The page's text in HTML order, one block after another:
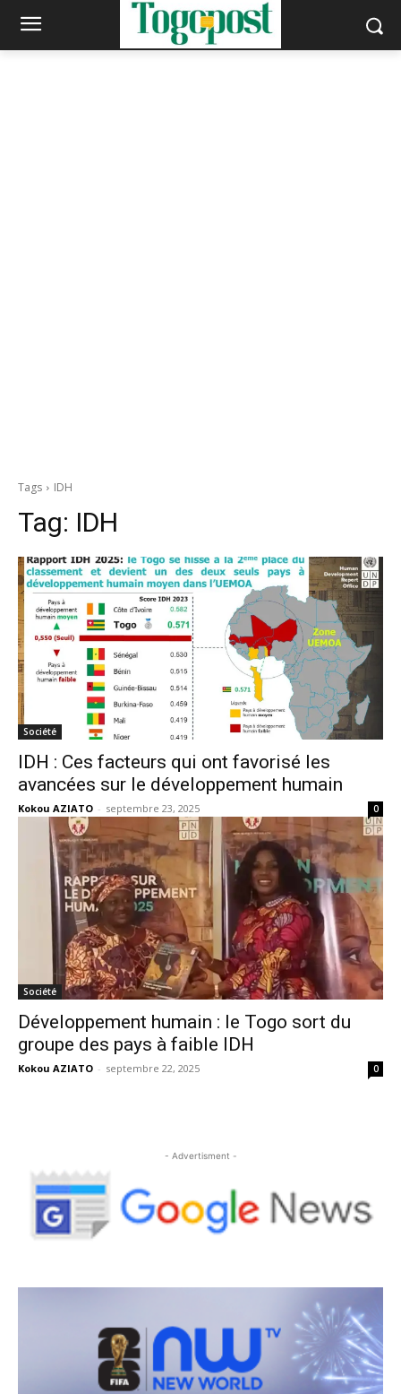
Tags IDH
Tag: IDH
Société
IDH : Ces facteurs qui ont favorisé les
avancées sur le développement humain
Kokou AZIATO - septembre 23, 2025 0
Société
Développement humain : le Togo sort du
groupe des pays à faible IDH
Kokou AZIATO - septembre 22, 2025 0
- Advertisment -